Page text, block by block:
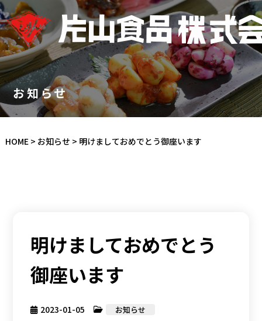
お知らせ
HOME> お知らせ > 明けましておめでとう御座います
明けましておめでとう
御座います
2023-01-05 お知らせ